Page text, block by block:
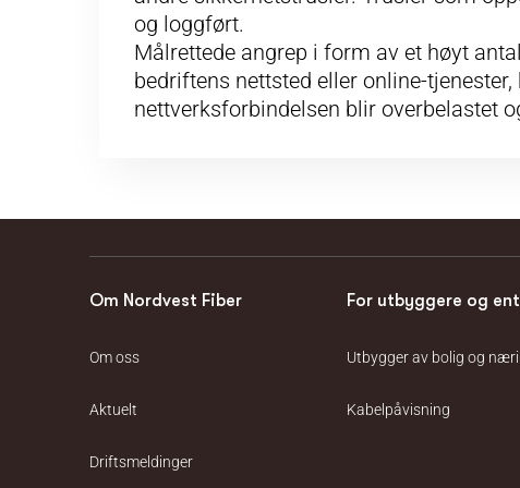
og loggført.
Målrettede angrep i form av et høyt
bedriftens nettsted eller online-
nettverksforbindelsen blir overbelastet
Om Nordvest Fiber
Om oss
Aktuelt
Driftsmeldinger
For utbyggere og
Utbygger av bolig og
Kabelpåvisning